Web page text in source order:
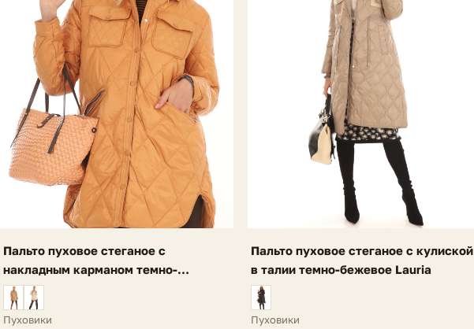
Пальто пуховое стеганое с
накладным карманом темно-
оранжевое Ria
Пуховики
Пальто пуховое стеганое с кулиской
в талии темно-бежевое Lauria
Пуховики